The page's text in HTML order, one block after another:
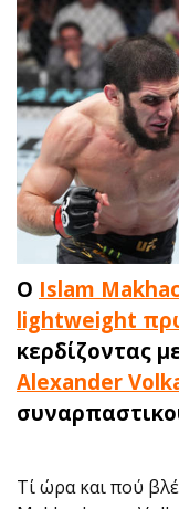
Ο Islam
lightweight
κερδίζοντας
Alexander
Τί ώρα και πού